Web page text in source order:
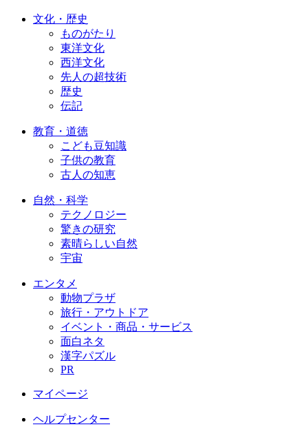
文化・歴史
ものがたり
東洋文化
西洋文化
先人の超技術
歴史
伝記
教育・道徳
こども豆知識
子供の教育
古人の知恵
自然・科学
テクノロジー
驚きの研究
素晴らしい自然
宇宙
エンタメ
動物プラザ
旅行・アウトドア
イベント・商品・サービス
面白ネタ
漢字パズル
PR
マイページ
ヘルプセンター